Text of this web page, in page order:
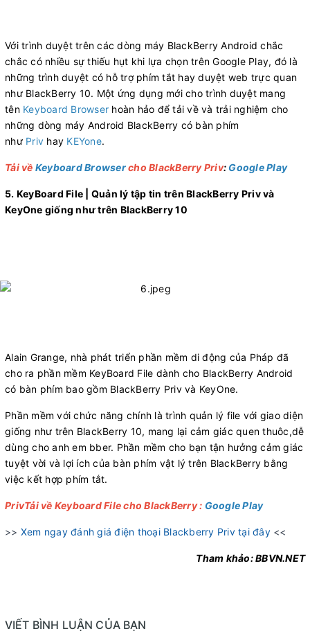
Với trình duyệt trên các dòng máy BlackBerry Android chắc
chắc có nhiều sự thiếu hụt khi lựa chọn trên Google Play, đó là
những trình duyệt có hỗ trợ phím tắt hay duyệt web trực quan
như BlackBerry 10. Một ứng dụng mới cho trình duyệt mang
tên Keyboard Browser hoàn hảo để tải về và trải nghiệm cho
những dòng máy Android BlackBerry có bàn phím
như Priv hay KEYone.
Tải về Keyboard Browsercho BlackBerry Priv: Google Play
5. KeyBoard File | Quản lý tập tin trên BlackBerry Priv và
KeyOne giống như trên BlackBerry 10
Alain Grange, nhà phát triển phần mềm di động của Pháp đã
cho ra phần mềm KeyBoard File dành cho BlackBerry Android
có bàn phím bao gồm BlackBerry Priv và KeyOne.
Phần mềm với chức năng chính là trình quản lý file với giao diện
giống như trên BlackBerry 10, mang lại cảm giác quen thuôc,dễ
dùng cho anh em bber. Phần mềm cho bạn tận hưởng cảm giác
tuyệt vời và lợi ích của bàn phím vật lý trên BlackBerry bằng
việc kết hợp phím tắt.
PrivTải về Keyboard File cho BlackBerry : Google Play
>> Xem ngay đánh giá điện thoại Blackberry Priv tại đây<<
Tham khảo: BBVN.NET
VIẾT BÌNH LUẬN CỦA BẠN